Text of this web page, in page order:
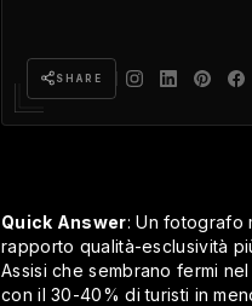
SHARE
Quick Answer: Un fotografo
rapporto qualità-esclusività
Assisi che sembrano fermi
con il 30-40% di turisti in